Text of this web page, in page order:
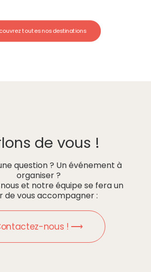
toutes nos destinations
de vous !
question ? Un événement à
organiser ?
et notre équipe se fera un
de vous accompagner :
nous ! ⟶